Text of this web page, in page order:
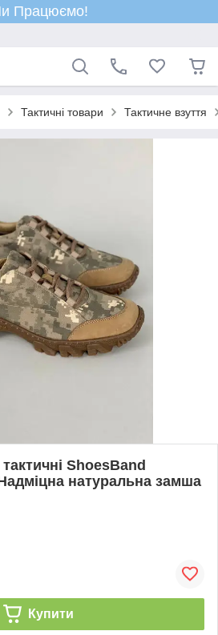
Працюємо!
Тактичні товари Тактичне взуття
тактичні ShoesBand
натуральна замша
Купити